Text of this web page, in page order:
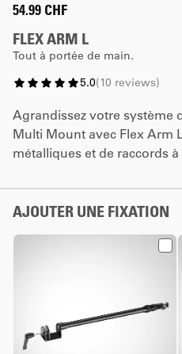
54.99 CHF
FLEX ARM L
Tout à portée de main.
5.0(10 reviews)
Agrandissez votre système
Multi Mount avec Flex Arm
métalliques et de raccords
plus d’appareils à portée
position en trois dimensions.
AJOUTER UNE FIXATION